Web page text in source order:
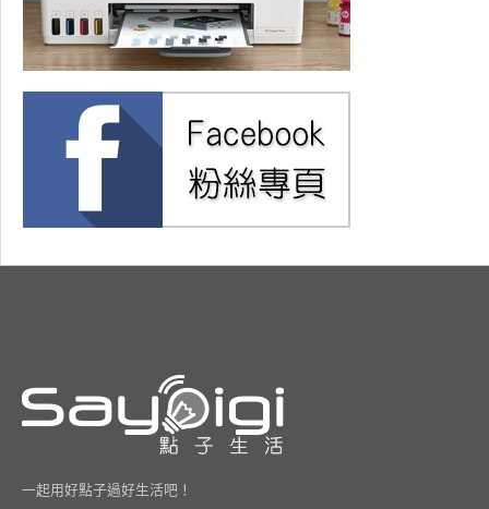
一起用好點子過好生活吧！